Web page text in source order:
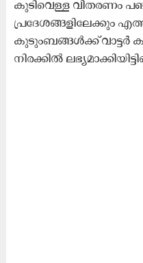
കുടിവെള്ള വിതരണം
പ്രദേശങ്ങളിലേക്കും
കുടുംബങ്ങൾക്ക്
നിരക്കിൽ